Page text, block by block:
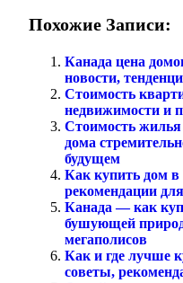
Похожие Записи:
Канада цена
новости,
Стоимость
недвижимости и
Стоимость
дома
будущем
Как купить дом
рекомендации
Канада — как
бушующей
мегаполисов
Как и где лучше
советы,